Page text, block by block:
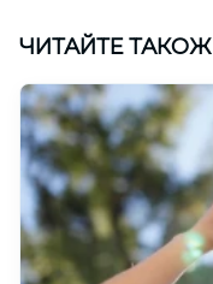
ЧИТАЙТЕ ТАКОЖ